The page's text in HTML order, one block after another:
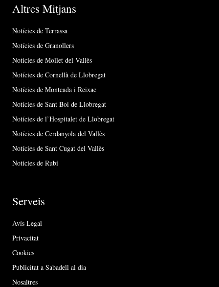
Altres Mitjans
Notícies de Terrassa
Notícies de Granollers
Notícies de Mollet del Vallès
Notícies de Cornellà de Llobregat
Notícies de Montcada i Reixac
Notícies de Sant Boi de Llobregat
Notícies de l’Hospitalet de Llobregat
Notícies de Cerdanyola del Vallès
Notícies de Sant Cugat del Vallès
Notícies de Rubí
Serveis
Avís Legal
Privacitat
Cookies
Publicitat a Sabadell al dia
Nosaltres